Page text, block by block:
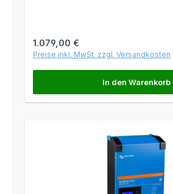
Regulärer Preis:
1.079,00 €
Preise inkl. MwSt. zzgl. Versandkosten
In den Warenkorb